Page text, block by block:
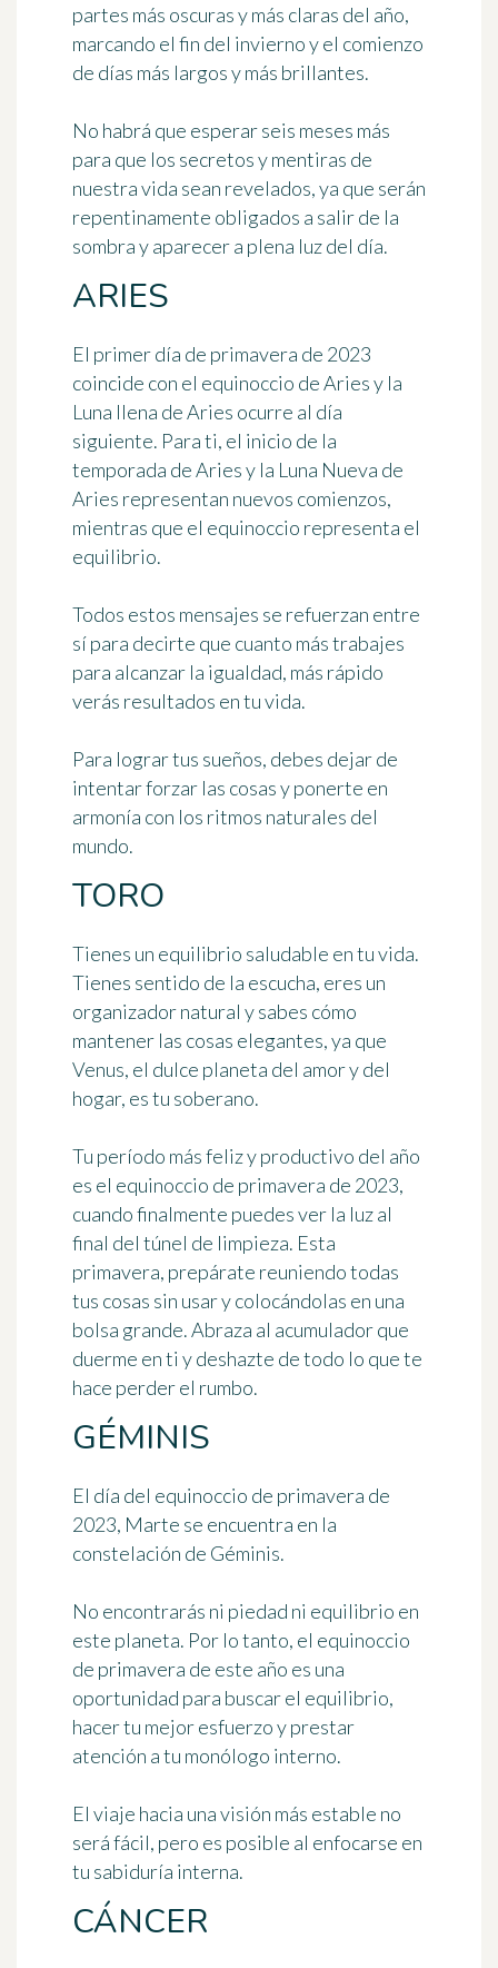
partes más oscuras y más claras del año,
marcando el fin del invierno y el comienzo
de días más largos y más brillantes.
No habrá que esperar seis meses más
para que los secretos y mentiras de
nuestra vida sean revelados, ya que serán
repentinamente obligados a salir de la
sombra y aparecer a plena luz del día.
ARIES
El primer día de primavera de 2023
coincide con el equinoccio de Aries y la
Luna llena de Aries ocurre al día
siguiente. Para ti, el inicio de la
temporada de Aries y la Luna Nueva de
Aries representan nuevos comienzos,
mientras que el equinoccio representa el
equilibrio.
Todos estos mensajes se refuerzan entre
sí para decirte que cuanto más trabajes
para alcanzar la igualdad, más rápido
verás resultados en tu vida.
Para lograr tus sueños, debes dejar de
intentar forzar las cosas y ponerte en
armonía con los ritmos naturales del
mundo.
TORO
Tienes un equilibrio saludable en tu vida.
Tienes sentido de la escucha, eres un
organizador natural y sabes cómo
mantener las cosas elegantes, ya que
Venus, el dulce planeta del amor y del
hogar, es tu soberano.
Tu período más feliz y productivo del año
es el equinoccio de primavera de 2023,
cuando finalmente puedes ver la luz al
final del túnel de limpieza. Esta
primavera, prepárate reuniendo todas
tus cosas sin usar y colocándolas en una
bolsa grande. Abraza al acumulador que
duerme en ti y deshazte de todo lo que te
hace perder el rumbo.
GÉMINIS
El día del equinoccio de primavera de
2023, Marte se encuentra en la
constelación de Géminis.
No encontrarás ni piedad ni equilibrio en
este planeta. Por lo tanto, el equinoccio
de primavera de este año es una
oportunidad para buscar el equilibrio,
hacer tu mejor esfuerzo y prestar
atención a tu monólogo interno.
El viaje hacia una visión más estable no
será fácil, pero es posible al enfocarse en
tu sabiduría interna.
CÁNCER